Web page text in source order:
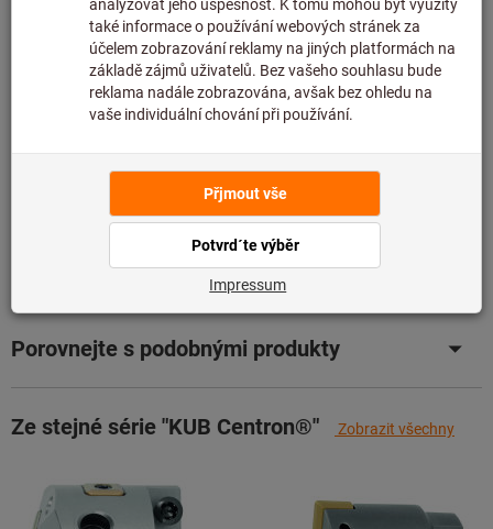
Tuto položku pro vás objednáváme přímo u výrobce,
protože není součástí našeho hlavního sortimentu, a
proto ji nemáme skladem.Informace
Přidat do seznamu přání Sdílet artikl
Porovnejte s podobnými produkty
Ze stejné série "KUB Centron®" Zobrazit všechny